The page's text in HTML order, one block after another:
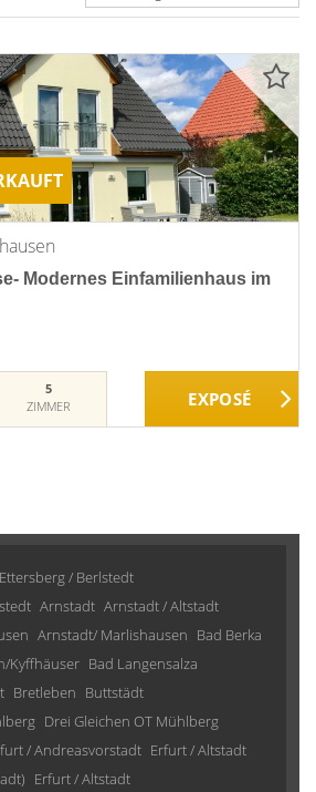
Modernes Einfamilienhaus im
5
ZIMMER
/ Berlstedt
Arnstadt Arnstadt / Altstadt
Arnstadt/ Marlishausen Bad Berka
Kyffhäuser Bad Langensalza
Bretleben Buttstädt
Drei Gleichen OT Mühlberg
/ Andreasvorstadt Erfurt / Altstadt
Erfurt / Altstadt